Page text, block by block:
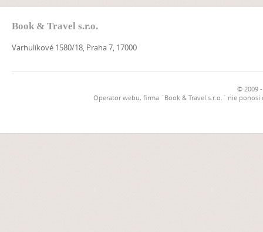
Book & Travel s.r.o.
Varhulíkové 1580/18, Praha 7, 17000
© 2009
Operator webu, firma `Book & Travel s.r.o.` nie